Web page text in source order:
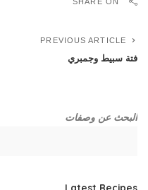
PREVIOUS ARTICLE
فتة سبيط وجمبري
البحث عن وصفات
Latest Recipes